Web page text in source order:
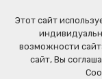
Этот сайт
возможности
сайт, Вы